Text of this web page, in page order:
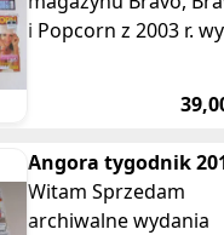
i Popcorn z 2003 r.
kultowe magazyny
Angora tygodnik
Witam Sprzedam
archiwalne wydania